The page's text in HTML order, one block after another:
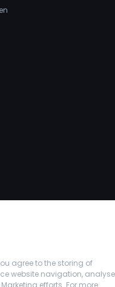
agree to the storing of
website navigation, analyse
efforts. For more